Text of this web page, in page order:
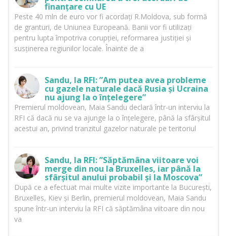
finanțare cu UE
Peste 40 mln de euro vor fi acordați R.Moldova, sub formă
de granturi, de Uniunea Europeană. Banii vor fi utilizați
pentru lupta împotriva corupției, reformarea justiției și
susținerea regiunilor locale. Înainte de a
Sandu, la RFI: ”Am putea avea probleme
cu gazele naturale dacă Rusia și Ucraina
nu ajung la o înțelegere”
Premierul moldovean, Maia Sandu declară într-un interviu la
RFI că dacă nu se va ajunge la o înțelegere, până la sfârșitul
acestui an, privind tranzitul gazelor naturale pe teritoriul
Sandu, la RFI: ”Săptămâna viitoare voi
merge din nou la Bruxelles, iar până la
sfârșitul anului probabil și la Moscova”
După ce a efectuat mai multe vizite importante la București,
Bruxelles, Kiev și Berlin, premierul moldovean, Maia Sandu
spune într-un interviu la RFI că săptămâna viitoare din nou
va